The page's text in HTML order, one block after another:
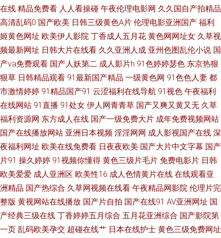
午夜av 国产涩涩 欧洲亚洲午夜 91传媒官网 人人摸97 91色免费看 日本免费
97精品在线 www在线91 国产福利网站 久草免费欧美 欧美精品系列 91影音
久久在想5 www狠狠撸 av在线资源 www瑟瑟com 国产精品97 东京热网址导
航 AV国际电影网站 无码一二三四区 婷婷色图韩国 国产人妖伪娘 超碰人人摸
干 婷婷伊人网 天堂素人搭讪 导航av 国产av最新入口 老司机深夜网址 免费观
看 欧美少女性交开包 国产黄网站 91免费视频在线 天天色天天狼 涩性爱v 亚
洲性夜 欧美色图另类图片 伊人伊思7 在线成人欧美 午夜欧美剧场 国产123页
a片传媒 日韩色图五月 香蕉福利导航 黑丝自慰喷水网站 丁香五月天人体 亚
在线 精品免费看 人人看操碰 午夜伦理电影网 久久国自产拍精品
高清乱码0 国产欧美 日韩三级黄色A片 伦理电影亚洲国产 福利
姬黄色网址 欧美伊人影院 丁香成人五月花 黄色网网址女 久草视
频最新网址 日韩大片在线看 久久亚洲人成 亚州色图乱伦小说 国
产va免费观看 国产人妖第二 成人影片h 91色婷婷瑟色 东京热狠
狠草 日韩精品观看 91最新国产精品 一级黄色网 91色色人妻 都
市激情婷婷 91精品国产91 云涩福利在线导航 91视色 午夜福利
在线网站 91直播 91处女 伊人网青青草 国产又爽又黄又无 久草
福利资源网 东方成人在线 国产一级免费大片 成年免费视频网站
国产在线播放网站 亚洲日本视频 淫淫网网 成人影视国产在线 深
夜福利网址 欧美在线免费看 日夜夜欧美 国产大片中文字幕 国产
片91 操久婷婷 91视频你懂得 黄色三级片毛片 免费电影片 日韩
欧美爱爱 成人亚洲区 欧美性16 成人色情黄片在线 在线观看亚
洲精品 国产热综合 久草网视频在线看 午夜精品网影院 伦理片完
整版 黄视网站在线播放 国产片自拍 国产在线91 AV亚洲网址 国
产经典三级在线 丁香婷婷五月综合 五月花亚洲综合 国产影院第
一页 乱码欧美孕交 超碰在线艹 日本在线护士 黄色三级免费网址